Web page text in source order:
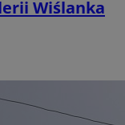
Wiślanka